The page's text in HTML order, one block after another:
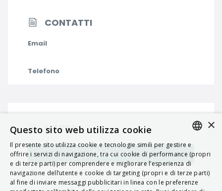
CONTATTI
Email
Telefono
MAPPA
Navigatore ITALIAN
ENGLISH
FRENCH
×
Questo sito web utilizza cookie
Il presente sito utilizza cookie e tecnologie simili per gestire e
offrire i servizi di navigazione, tra cui cookie di performance (propri
e di terze parti) per comprendere e migliorare l’esperienza di
navigazione dell’utente e cookie di targeting (propri e di terze parti)
al fine di inviare messaggi pubblicitari in linea con le preferenze